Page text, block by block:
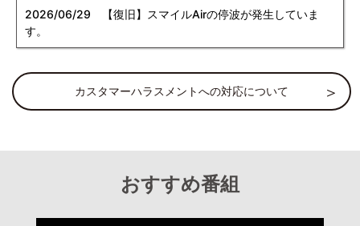
2026/06/29 【復旧】スマイルAirの停波が発生していま
す。
カスタマーハラスメントへの対応について
おすすめ番組